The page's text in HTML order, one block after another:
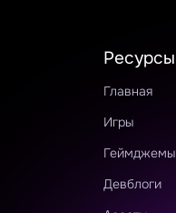
Ресурсы
Главная
Игры
Геймджемы
Девблоги